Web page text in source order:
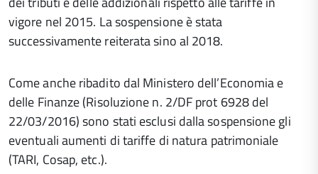
vigore nel 2015. La sospensione è stata
successivamente reiterata sino al 2018.
Come anche ribadito dal Ministero dell’Economia e
delle Finanze (Risoluzione n. 2/DF prot 6928 del
22/03/2016) sono stati esclusi dalla sospensione gli
eventuali aumenti di tariffe di natura patrimoniale
(TARI, Cosap, etc.).